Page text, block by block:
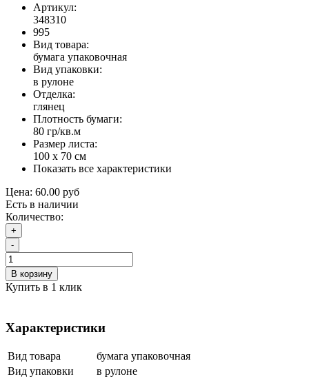
Артикул:
348310
995
Вид товара:
бумага упаковочная
Вид упаковки:
в рулоне
Отделка:
глянец
Плотность бумаги:
80 гр/кв.м
Размер листа:
100 х 70 см
Показать все характеристики
Цена: 60.00 руб
Есть в наличии
Количество:
+
-
В корзину
Купить в 1 клик
Характеристики
Вид товара
бумага упаковочная
Вид упаковки
в рулоне